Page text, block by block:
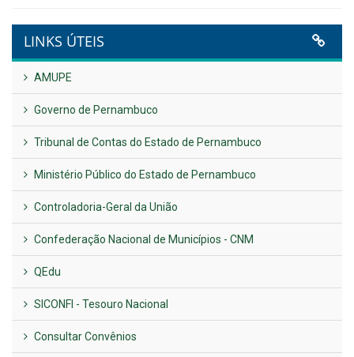
VER TODAS NOTÍCIAS
UTILIDADE PÚBLICA
Previous
LINKS ÚTEIS
AMUPE